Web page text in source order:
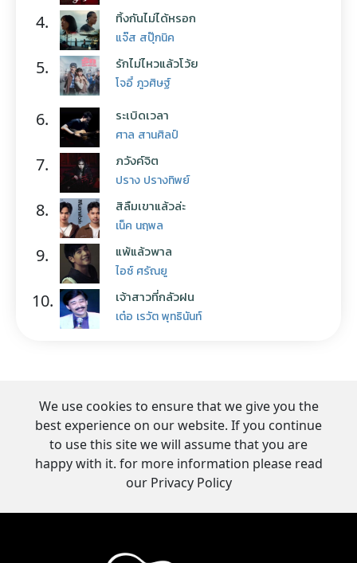
4. ทิ้งกันไม่ได้หรอก
แจ๊ส สปุ๊กนิค
5. รักไม่ไหวแล้วโว้ย
โจอี้ ภูวศิษฐ์
6. ระเบิดเวลา
ศาล สานศิลป์
7. ภวังค์จิต
ปราง ปรางทิพย์
8. สิลืมเขาแล้วล่ะ
เน็ค นฤพล
9. แพ้แล้วพาล
ไอซ์ ศรัณยู
10. เจ้าสาวที่กลัวฝน
เต๋อ เรวัต พุทธินันท์
We use cookies to ensure that we give you the
best experience on our website. If you continue
to use this site we will assume that you are
happy with it. for more information please read
our Privacy Policy